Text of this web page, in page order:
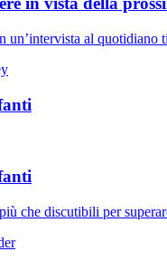
un’intervista al
che discutibili per